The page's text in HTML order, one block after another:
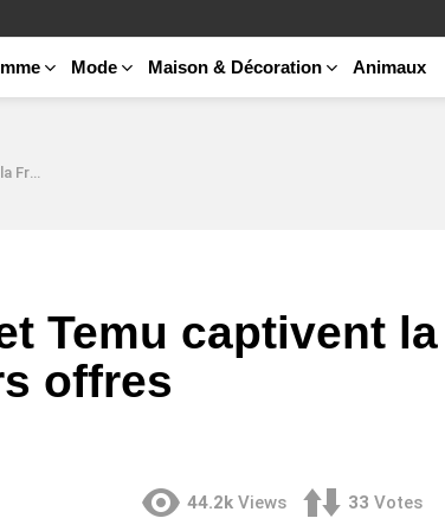
Mode Maison & Décoration Animaux
?
Temu captivent la
offres
44.2k Views 33 Votes